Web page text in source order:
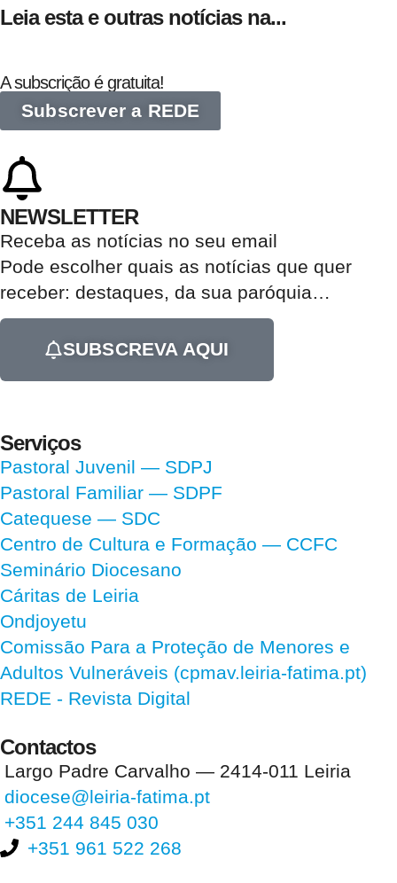
Leia esta e outras notícias na...
A subscrição é gratuita!
Subscrever a REDE
NEWSLETTER
Receba as notícias no seu email​
Pode escolher quais as notícias que quer
receber: destaques, da sua paróquia…
SUBSCREVA AQUI
Serviços
Pastoral Juvenil — SDPJ
Pastoral Familiar — SDPF
Catequese — SDC
Centro de Cultura e Formação — CCFC
Seminário Diocesano
Cáritas de Leiria
Ondjoyetu
Comissão Para a Proteção de Menores e
Adultos Vulneráveis (cpmav.leiria-fatima.pt)
REDE - Revista Digital
Contactos
Largo Padre Carvalho — 2414-011 Leiria
diocese@leiria-fatima.pt
+351 244 845 030
+351 961 522 268